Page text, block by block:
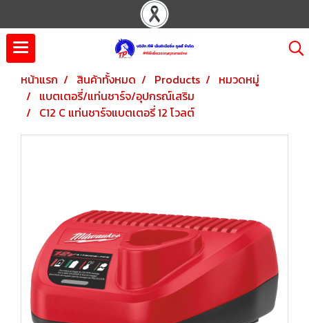
หน้าแรก สินค้าทั้งหมด Products
หมวดหมู่
แบตเตอรี่/แท่นชาร์จ/อุปกรณ์เสริม
C12 C แท่นชาร์จแบตเตอรี่ 12 โวลต์